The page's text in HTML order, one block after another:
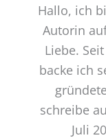
Hallo, ich
Autorin
Liebe.
backe ich
schreibe
Juli